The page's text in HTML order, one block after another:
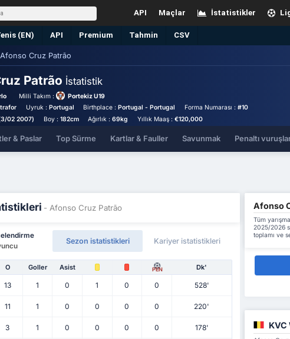
İstatistikler
Maçlar
API
(EN) API Premium Tahmin CSV
Afonso Cruz Patrão
Patrão İstatistik
Milli Takım :
Portekiz U19
Uyruk : Portugal Birthplace :Portugal - Portugal Forma Numarası : #10
02 2007) Boy : 182cm Ağırlık :69kg Yıllık Maaş : €120,000
& Paslar Top Sürme Kartlar & Fauller Savunmak Penaltı
- Afonso Cruz Patrão
Sezon istatistikleri Kariyer istatistikleri
O Goller Asist PEN Dk'
13 1 0 1 0 0 528'
11 1 0 0 0 0
220'
3 1 0 0 0 0 178'
Afonso
Tüm
2025/2026
toplamı ve
KVC